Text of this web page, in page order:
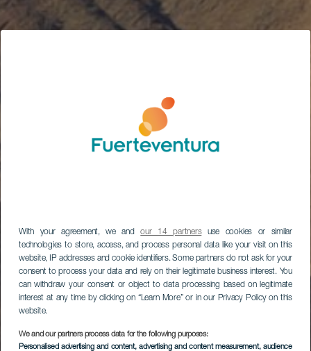
With your agreement, we andour 14 partnersuse cookies or similar
technologies to store, access, and process personal data like your visit on this
website, IP addresses and cookie identifiers. Some partners do not ask for your
consent to process your data and rely on their legitimate business interest. You
can withdraw your consent or object to data processing based on legitimate
interest at any time by clicking on “Learn More” or in our Privacy Policy on this
website.
We and our partners process data for the following purposes:
Personalised advertising and content, advertising and content measurement, audience